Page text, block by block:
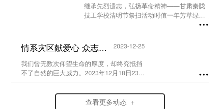
继承先烈遗志，弘扬革命精神——甘肃秦陇
技工学校清明节祭扫活动时值一年芳草绿，
又是一年清明时。为缅怀革命先烈、铭记历
烈精神，在党支部及校团委的组织领导下，
我校于20...
情系灾区献爱心 众志成城渡难关...
2023-12-25
我们曾无数次仰望生命的厚度，却终究抵挡
不了自然的巨大威力。2023年12月18日23时
州积石山县，灾情范围波及到了甘肃、青海
查看更多动态 +